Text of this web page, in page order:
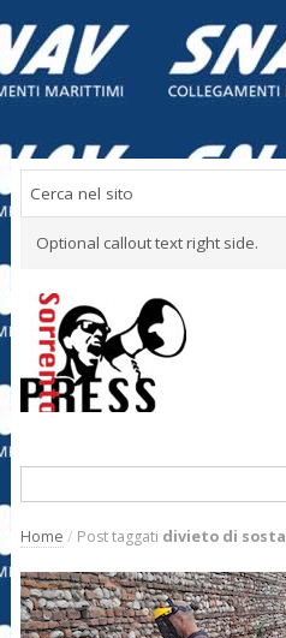
Optional callout text right side.
Home / Post taggati divieto di sosta